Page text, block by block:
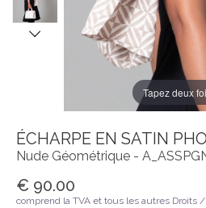
Tapez deux
ÉCHARPE EN SATIN
Nude Géométrique -
€ 90.00
comprend la TVA et tous les autres Droits /